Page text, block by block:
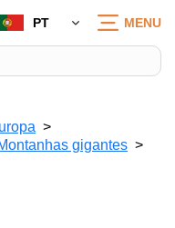
PT MENU
gigantes